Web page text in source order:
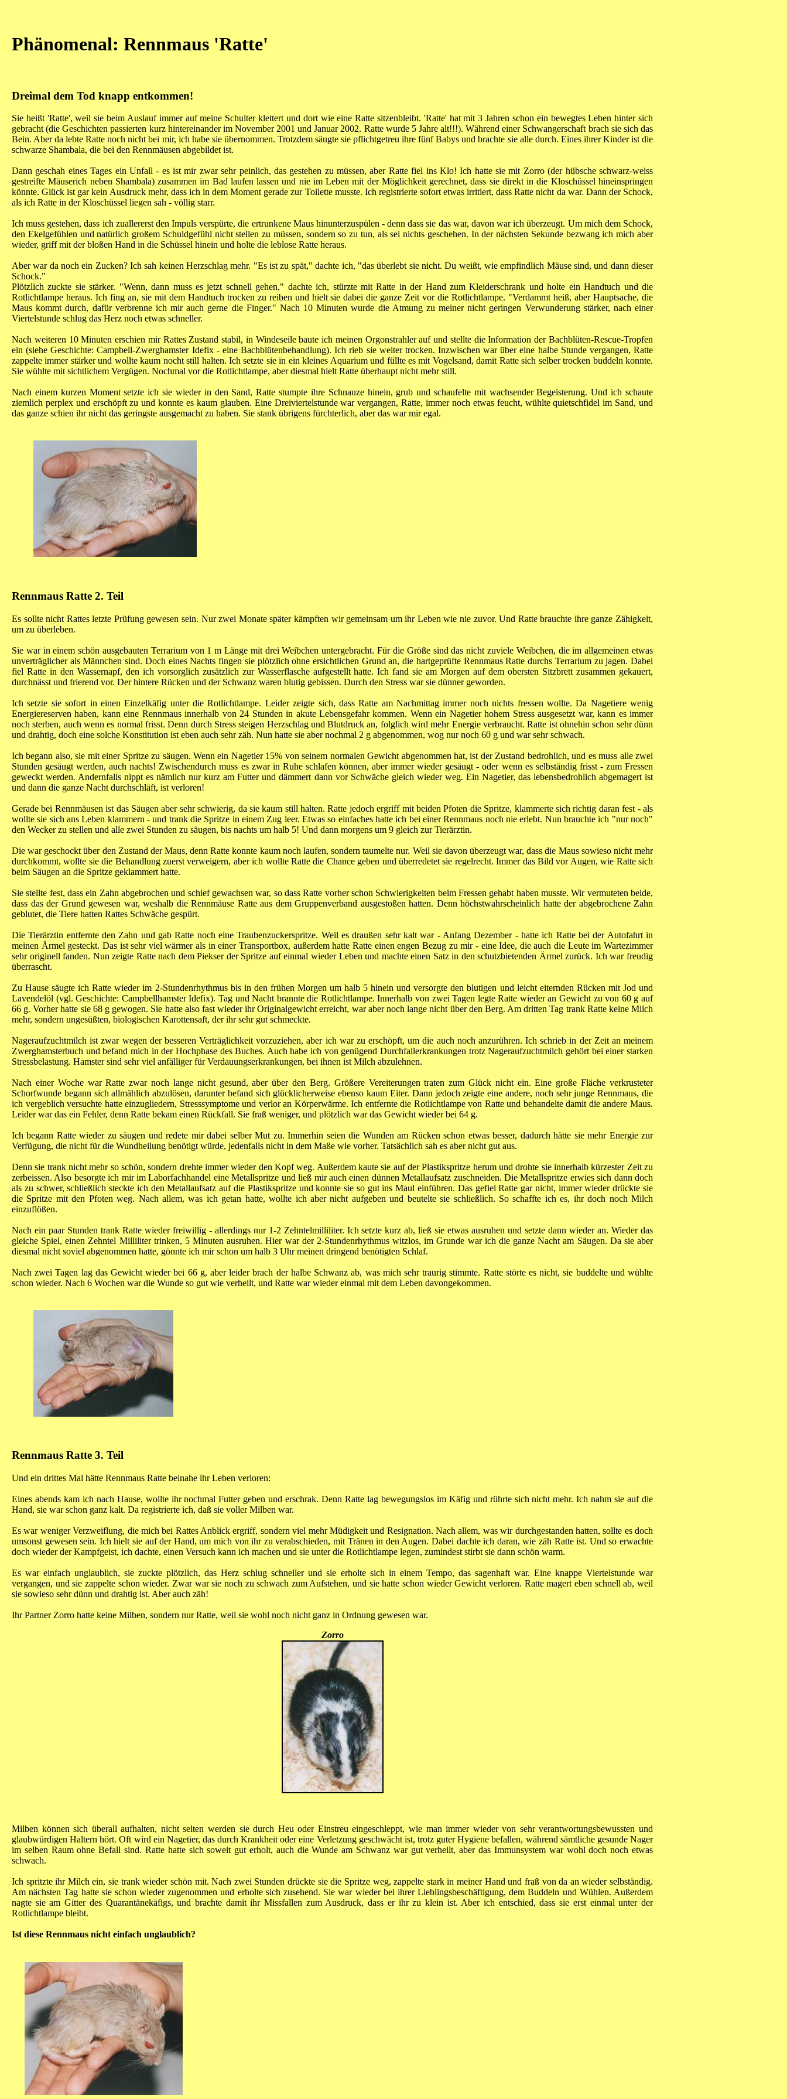
Phänomenal: Rennmaus 'Ratte'
Dreimal dem Tod knapp entkommen!
Sie heißt 'Ratte', weil sie beim Auslauf immer auf meine Schulter klettert und dort wie eine Ratte sitzenbleibt. 'Ratte' hat mit 3 Jahren schon ein bewegtes Leben hinter sich
gebracht (die Geschichten passierten kurz hintereinander im November 2001 und Januar 2002. Ratte wurde 5 Jahre alt!!!). Während einer Schwangerschaft brach sie sich das
Bein. Aber da lebte Ratte noch nicht bei mir, ich habe sie übernommen. Trotzdem säugte sie pflichtgetreu ihre fünf Babys und brachte sie alle durch. Eines ihrer Kinder ist die
schwarze Shambala, die bei den Rennmäusen abgebildet ist.
Dann geschah eines Tages ein Unfall - es ist mir zwar sehr peinlich, das gestehen zu müssen, aber Ratte fiel ins Klo! Ich hatte sie mit Zorro (der hübsche schwarz-weiss
gestreifte Mäuserich neben Shambala) zusammen im Bad laufen lassen und nie im Leben mit der Möglichkeit gerechnet, dass sie direkt in die Kloschüssel hineinspringen
könnte. Glück ist gar kein Ausdruck mehr, dass ich in dem Moment gerade zur Toilette musste. Ich registrierte sofort etwas irritiert, dass Ratte nicht da war. Dann der Schock,
als ich Ratte in der Kloschüssel liegen sah - völlig starr.
Ich muss gestehen, dass ich zuallererst den Impuls verspürte, die ertrunkene Maus hinunterzuspülen - denn dass sie das war, davon war ich überzeugt. Um mich dem Schock,
den Ekelgefühlen und natürlich großem Schuldgefühl nicht stellen zu müssen, sondern so zu tun, als sei nichts geschehen. In der nächsten Sekunde bezwang ich mich aber
wieder, griff mit der bloßen Hand in die Schüssel hinein und holte die leblose Ratte heraus.
Aber war da noch ein Zucken? Ich sah keinen Herzschlag mehr. "Es ist zu spät," dachte ich, "das überlebt sie nicht. Du weißt, wie empfindlich Mäuse sind, und dann dieser
Schock."
Plötzlich zuckte sie stärker. "Wenn, dann muss es jetzt schnell gehen," dachte ich, stürzte mit Ratte in der Hand zum Kleiderschrank und holte ein Handtuch und die
Rotlichtlampe heraus. Ich fing an, sie mit dem Handtuch trocken zu reiben und hielt sie dabei die ganze Zeit vor die Rotlichtlampe. "Verdammt heiß, aber Hauptsache, die
Maus kommt durch, dafür verbrenne ich mir auch gerne die Finger." Nach 10 Minuten wurde die Atmung zu meiner nicht geringen Verwunderung stärker, nach einer
Viertelstunde schlug das Herz noch etwas schneller.
Nach weiteren 10 Minuten erschien mir Rattes Zustand stabil, in Windeseile baute ich meinen Orgonstrahler auf und stellte die Information der Bachblüten-Rescue-Tropfen
ein (siehe Geschichte: Campbell-Zwerghamster Idefix - eine Bachblütenbehandlung). Ich rieb sie weiter trocken. Inzwischen war über eine halbe Stunde vergangen, Ratte
zappelte immer stärker und wollte kaum nocht still halten. Ich setzte sie in ein kleines Aquarium und füllte es mit Vogelsand, damit Ratte sich selber trocken buddeln konnte.
Sie wühlte mit sichtlichem Vergügen. Nochmal vor die Rotlichtlampe, aber diesmal hielt Ratte überhaupt nicht mehr still.
Nach einem kurzen Moment setzte ich sie wieder in den Sand, Ratte stumpte ihre Schnauze hinein, grub und schaufelte mit wachsender Begeisterung. Und ich schaute
ziemlich perplex und erschöpft zu und konnte es kaum glauben. Eine Dreiviertelstunde war vergangen, Ratte, immer noch etwas feucht, wühlte quietschfidel im Sand, und
das ganze schien ihr nicht das geringste ausgemacht zu haben. Sie stank übrigens fürchterlich, aber das war mir egal.
Rennmaus Ratte 2. Teil
Es sollte nicht Rattes letzte Prüfung gewesen sein. Nur zwei Monate später kämpften wir gemeinsam um ihr Leben wie nie zuvor. Und Ratte brauchte ihre ganze Zähigkeit,
um zu überleben.
Sie war in einem schön ausgebauten Terrarium von 1 m Länge mit drei Weibchen untergebracht. Für die Größe sind das nicht zuviele Weibchen, die im allgemeinen etwas
unverträglicher als Männchen sind. Doch eines Nachts fingen sie plötzlich ohne ersichtlichen Grund an, die hartgeprüfte Rennmaus Ratte durchs Terrarium zu jagen. Dabei
fiel Ratte in den Wassernapf, den ich vorsorglich zusätzlich zur Wasserflasche aufgestellt hatte. Ich fand sie am Morgen auf dem obersten Sitzbrett zusammen gekauert,
durchnässt und frierend vor. Der hintere Rücken und der Schwanz waren blutig gebissen. Durch den Stress war sie dünner geworden.
Ich setzte sie sofort in einen Einzelkäfig unter die Rotlichtlampe. Leider zeigte sich, dass Ratte am Nachmittag immer noch nichts fressen wollte. Da Nagetiere wenig
Energiereserven haben, kann eine Rennmaus innerhalb von 24 Stunden in akute Lebensgefahr kommen. Wenn ein Nagetier hohem Stress ausgesetzt war, kann es immer
noch sterben, auch wenn es normal frisst. Denn durch Stress steigen Herzschlag und Blutdruck an, folglich wird mehr Energie verbraucht. Ratte ist ohnehin schon sehr dünn
und drahtig, doch eine solche Konstitution ist eben auch sehr zäh. Nun hatte sie aber nochmal 2 g abgenommen, wog nur noch 60 g und war sehr schwach.
Ich begann also, sie mit einer Spritze zu säugen. Wenn ein Nagetier 15% von seinem normalen Gewicht abgenommen hat, ist der Zustand bedrohlich, und es muss alle zwei
Stunden gesäugt werden, auch nachts! Zwischendurch muss es zwar in Ruhe schlafen können, aber immer wieder gesäugt - oder wenn es selbständig frisst - zum Fressen
geweckt werden. Andernfalls nippt es nämlich nur kurz am Futter und dämmert dann vor Schwäche gleich wieder weg. Ein Nagetier, das lebensbedrohlich abgemagert ist
und dann die ganze Nacht durchschläft, ist verloren!
Gerade bei Rennmäusen ist das Säugen aber sehr schwierig, da sie kaum still halten. Ratte jedoch ergriff mit beiden Pfoten die Spritze, klammerte sich richtig daran fest - als
wollte sie sich ans Leben klammern - und trank die Spritze in einem Zug leer. Etwas so einfaches hatte ich bei einer Rennmaus noch nie erlebt. Nun brauchte ich "nur noch"
den Wecker zu stellen und alle zwei Stunden zu säugen, bis nachts um halb 5! Und dann morgens um 9 gleich zur Tierärztin.
Die war geschockt über den Zustand der Maus, denn Ratte konnte kaum noch laufen, sondern taumelte nur. Weil sie davon überzeugt war, dass die Maus sowieso nicht mehr
durchkommt, wollte sie die Behandlung zuerst verweigern, aber ich wollte Ratte die Chance geben und überredetet sie regelrecht. Immer das Bild vor Augen, wie Ratte sich
beim Säugen an die Spritze geklammert hatte.
Sie stellte fest, dass ein Zahn abgebrochen und schief gewachsen war, so dass Ratte vorher schon Schwierigkeiten beim Fressen gehabt haben musste. Wir vermuteten beide,
dass das der Grund gewesen war, weshalb die Rennmäuse Ratte aus dem Gruppenverband ausgestoßen hatten. Denn höchstwahrscheinlich hatte der abgebrochene Zahn
geblutet, die Tiere hatten Rattes Schwäche gespürt.
Die Tierärztin entfernte den Zahn und gab Ratte noch eine Traubenzuckerspritze. Weil es draußen sehr kalt war - Anfang Dezember - hatte ich Ratte bei der Autofahrt in
meinen Ärmel gesteckt. Das ist sehr viel wärmer als in einer Transportbox, außerdem hatte Ratte einen engen Bezug zu mir - eine Idee, die auch die Leute im Wartezimmer
sehr originell fanden. Nun zeigte Ratte nach dem Piekser der Spritze auf einmal wieder Leben und machte einen Satz in den schutzbietenden Ärmel zurück. Ich war freudig
überrascht.
Zu Hause säugte ich Ratte wieder im 2-Stundenrhythmus bis in den frühen Morgen um halb 5 hinein und versorgte den blutigen und leicht eiternden Rücken mit Jod und
Lavendelöl (vgl. Geschichte: Campbellhamster Idefix). Tag und Nacht brannte die Rotlichtlampe. Innerhalb von zwei Tagen legte Ratte wieder an Gewicht zu von 60 g auf
66 g. Vorher hatte sie 68 g gewogen. Sie hatte also fast wieder ihr Originalgewicht erreicht, war aber noch lange nicht über den Berg. Am dritten Tag trank Ratte keine Milch
mehr, sondern ungesüßten, biologischen Karottensaft, der ihr sehr gut schmeckte.
Nageraufzuchtmilch ist zwar wegen der besseren Verträglichkeit vorzuziehen, aber ich war zu erschöpft, um die auch noch anzurühren. Ich schrieb in der Zeit an meinem
Zwerghamsterbuch und befand mich in der Hochphase des Buches. Auch habe ich von genügend Durchfallerkrankungen trotz Nageraufzuchtmilch gehört bei einer starken
Stressbelastung. Hamster sind sehr viel anfälliger für Verdauungserkrankungen, bei ihnen ist Milch abzulehnen.
Nach einer Woche war Ratte zwar noch lange nicht gesund, aber über den Berg. Größere Vereiterungen traten zum Glück nicht ein. Eine große Fläche verkrusteter
Schorfwunde begann sich allmählich abzulösen, darunter befand sich glücklicherweise ebenso kaum Eiter. Dann jedoch zeigte eine andere, noch sehr junge Rennmaus, die
ich vergeblich versuchte hatte einzugliedern, Stresssymptome und verlor an Körperwärme. Ich entfernte die Rotlichtlampe von Ratte und behandelte damit die andere Maus.
Leider war das ein Fehler, denn Ratte bekam einen Rückfall. Sie fraß weniger, und plötzlich war das Gewicht wieder bei 64 g.
Ich begann Ratte wieder zu säugen und redete mir dabei selber Mut zu. Immerhin seien die Wunden am Rücken schon etwas besser, dadurch hätte sie mehr Energie zur
Verfügung, die nicht für die Wundheilung benötigt würde, jedenfalls nicht in dem Maße wie vorher. Tatsächlich sah es aber nicht gut aus.
Denn sie trank nicht mehr so schön, sondern drehte immer wieder den Kopf weg. Außerdem kaute sie auf der Plastikspritze herum und drohte sie innerhalb kürzester Zeit zu
zerbeissen. Also besorgte ich mir im Laborfachhandel eine Metallspritze und ließ mir auch einen dünnen Metallaufsatz zuschneiden. Die Metallspritze erwies sich dann doch
als zu schwer, schließlich steckte ich den Metallaufsatz auf die Plastikspritze und konnte sie so gut ins Maul einführen. Das gefiel Ratte gar nicht, immer wieder drückte sie
die Spritze mit den Pfoten weg. Nach allem, was ich getan hatte, wollte ich aber nicht aufgeben und beutelte sie schließlich. So schaffte ich es, ihr doch noch Milch
einzuflößen.
Nach ein paar Stunden trank Ratte wieder freiwillig - allerdings nur 1-2 Zehntelmilliliter. Ich setzte kurz ab, ließ sie etwas ausruhen und setzte dann wieder an. Wieder das
gleiche Spiel, einen Zehntel Milliliter trinken, 5 Minuten ausruhen. Hier war der 2-Stundenrhythmus witzlos, im Grunde war ich die ganze Nacht am Säugen. Da sie aber
diesmal nicht soviel abgenommen hatte, gönnte ich mir schon um halb 3 Uhr meinen dringend benötigten Schlaf.
Nach zwei Tagen lag das Gewicht wieder bei 66 g, aber leider brach der halbe Schwanz ab, was mich sehr traurig stimmte. Ratte störte es nicht, sie buddelte und wühlte
schon wieder. Nach 6 Wochen war die Wunde so gut wie verheilt, und Ratte war wieder einmal mit dem Leben davongekommen.
Rennmaus Ratte 3. Teil
Und ein drittes Mal hätte Rennmaus Ratte beinahe ihr Leben verloren:
Eines abends kam ich nach Hause, wollte ihr nochmal Futter geben und erschrak. Denn Ratte lag bewegungslos im Käfig und rührte sich nicht mehr. Ich nahm sie auf die
Hand, sie war schon ganz kalt. Da registrierte ich, daß sie voller Milben war.
Es war weniger Verzweiflung, die mich bei Rattes Anblick ergriff, sondern viel mehr Müdigkeit und Resignation. Nach allem, was wir durchgestanden hatten, sollte es doch
umsonst gewesen sein. Ich hielt sie auf der Hand, um mich von ihr zu verabschieden, mit Tränen in den Augen. Dabei dachte ich daran, wie zäh Ratte ist. Und so erwachte
doch wieder der Kampfgeist, ich dachte, einen Versuch kann ich machen und sie unter die Rotlichtlampe legen, zumindest stirbt sie dann schön warm.
Es war einfach unglaublich, sie zuckte plötzlich, das Herz schlug schneller und sie erholte sich in einem Tempo, das sagenhaft war. Eine knappe Viertelstunde war
vergangen, und sie zappelte schon wieder. Zwar war sie noch zu schwach zum Aufstehen, und sie hatte schon wieder Gewicht verloren. Ratte magert eben schnell ab, weil
sie sowieso sehr dünn und drahtig ist. Aber auch zäh!
Ihr Partner Zorro hatte keine Milben, sondern nur Ratte, weil sie wohl noch nicht ganz in Ordnung gewesen war.
Zorro
Milben können sich überall aufhalten, nicht selten werden sie durch Heu oder Einstreu eingeschleppt, wie man immer wieder von sehr verantwortungsbewussten und
glaubwürdigen Haltern hört. Oft wird ein Nagetier, das durch Krankheit oder eine Verletzung geschwächt ist, trotz guter Hygiene befallen, während sämtliche gesunde Nager
im selben Raum ohne Befall sind. Ratte hatte sich soweit gut erholt, auch die Wunde am Schwanz war gut verheilt, aber das Immunsystem war wohl doch noch etwas
schwach.
Ich spritzte ihr Milch ein, sie trank wieder schön mit. Nach zwei Stunden drückte sie die Spritze weg, zappelte stark in meiner Hand und fraß von da an wieder selbständig.
Am nächsten Tag hatte sie schon wieder zugenommen und erholte sich zusehend. Sie war wieder bei ihrer Lieblingsbeschäftigung, dem Buddeln und Wühlen. Außerdem
nagte sie am Gitter des Quarantänekäfigs, und brachte damit ihr Missfallen zum Ausdruck, dass er ihr zu klein ist. Aber ich entschied, dass sie erst einmal unter der
Rotlichtlampe bleibt.
Ist diese Rennmaus nicht einfach unglaublich?